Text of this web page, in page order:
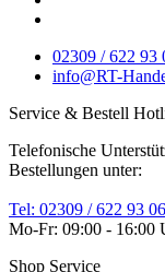
02309 / 622 93
info@RT-
Service & Bestell
Telefonische
Bestellungen unter:
Tel: 02309 / 622 93 06
Mo-Fr: 09:00 - 16:00
Shop Service